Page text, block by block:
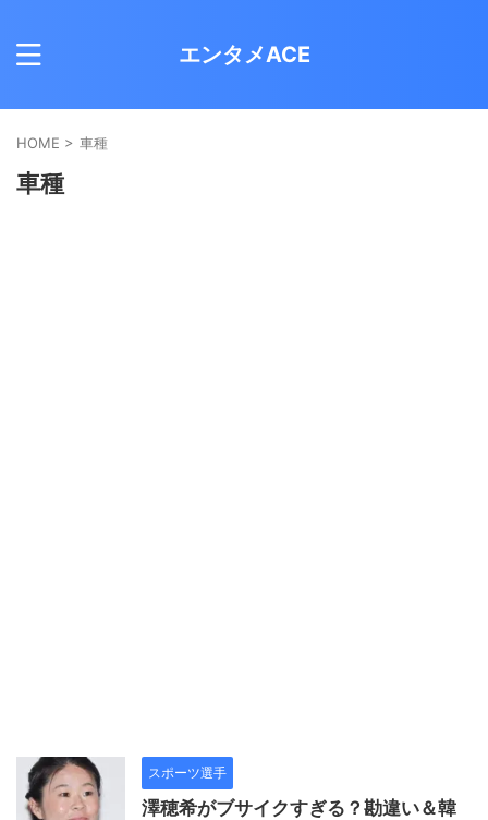
エンタメACE
HOME > 車種
車種
スポーツ選手
澤穂希がブサイクすぎる？勘違い＆韓